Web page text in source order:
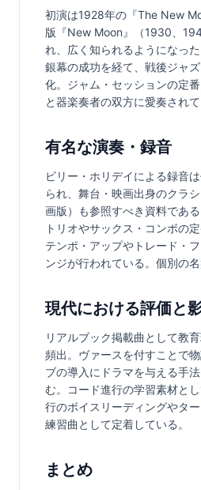
初演は1928年の『The New
版『New Moon』（1930、
れ、広く知られるようになっ
銀幕の成功を経て、戦後ジャ
化。ジャム・セッションの定
と器楽奏者の双方に愛奏されて
有名な演奏・録音
ビリー・ホリデイによる録音
られ、舞台・映画出身のクラ
画版）も参照すべき資料であ
トリオやサックス・コンボの
テンポ・アップやトレード・
ンジが行われている。個別の
現代における評価と
リアルブック掲載曲として教
頻出。ヴァースを付すことで
ブの導入にドラマを与える手
む。コード進行の学習素材と
行のボイスリーディングやタ
練習曲として定着している。
まとめ